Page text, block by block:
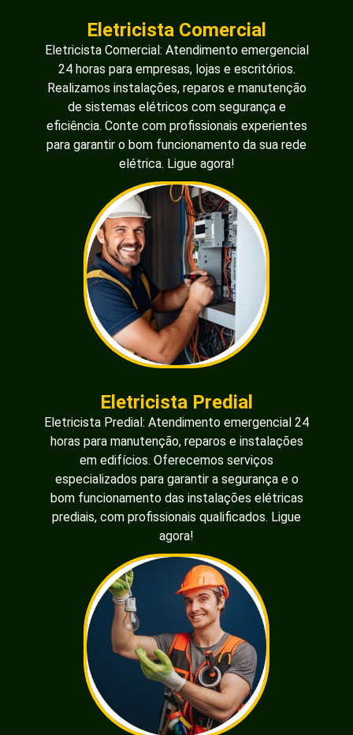
Eletricista Comercial
Eletricista Comercial: Atendimento emergencial
24 horas para empresas, lojas e escritórios.
Realizamos instalações, reparos e manutenção
de sistemas elétricos com segurança e
eficiência. Conte com profissionais experientes
para garantir o bom funcionamento da sua rede
elétrica. Ligue agora!
Eletricista Predial
Eletricista Predial: Atendimento emergencial 24
horas para manutenção, reparos e instalações
em edifícios. Oferecemos serviços
especializados para garantir a segurança e o
bom funcionamento das instalações elétricas
prediais, com profissionais qualificados. Ligue
agora!